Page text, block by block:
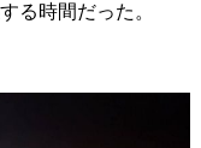
る時間だった。